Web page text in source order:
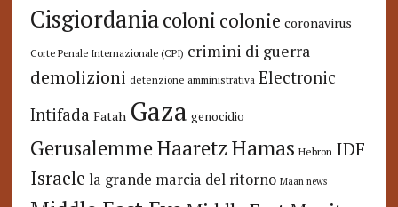
Cisgiordaniacoloni colonie coronavirus
Corte Penale Internazionale (CPI) crimini di guerra
demolizioni detenzione amministrativa Electronic
Intifada Fatah Gaza genocidio
GerusalemmeHaaretzHamas Hebron IDF
Israele la grande marcia del ritorno Maan news